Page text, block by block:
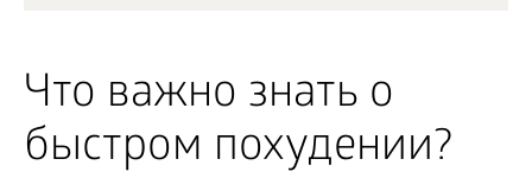
Что важно знать о
быстром похудении?